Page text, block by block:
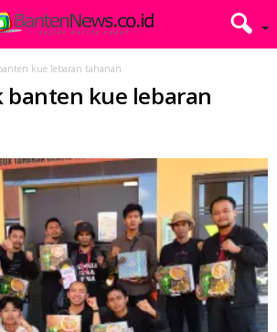
kue lebaran tahanan
banten kue lebaran